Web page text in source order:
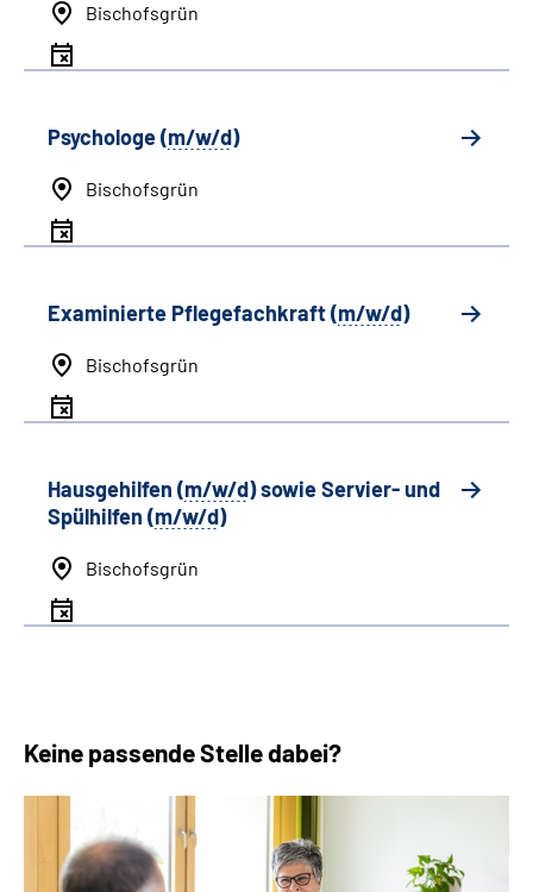
Bischofsgrün
Psychologe (m/w/d)
Bischofsgrün
Examinierte Pflegefachkraft (m/w/d)
Bischofsgrün
Hausgehilfen (m/w/d) sowie Servier- und
Spülhilfen (m/w/d)
Bischofsgrün
Keine passende Stelle dabei?